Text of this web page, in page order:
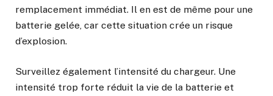
remplacement immédiat. Il en est de même pour une
batterie gelée, car cette situation crée un risque
d’explosion.
Surveillez également l’intensité du chargeur. Une
intensité trop forte réduit la vie de la batterie et